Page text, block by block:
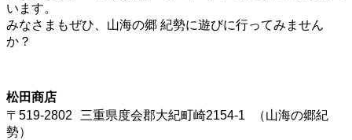
います。
みなさまもぜひ、山海の郷 紀勢に遊びに行ってみません
か？
松田商店
〒519-2802 三重県度会郡大紀町崎2154-1 （山海の郷紀
勢）